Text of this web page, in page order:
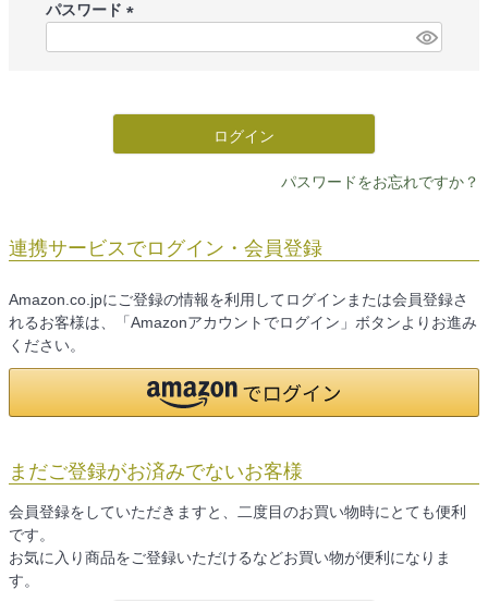
)
パスワード
ログイン
パスワードをお忘れですか？
連携サービスでログイン・会員登録
Amazon.co.jpにご登録の情報を利用してログインまたは会員登録さ
れるお客様は、「Amazonアカウントでログイン」ボタンよりお進み
ください。
まだご登録がお済みでないお客様
会員登録をしていただきますと、二度目のお買い物時にとても便利
です。
お気に入り商品をご登録いただけるなどお買い物が便利になりま
す。